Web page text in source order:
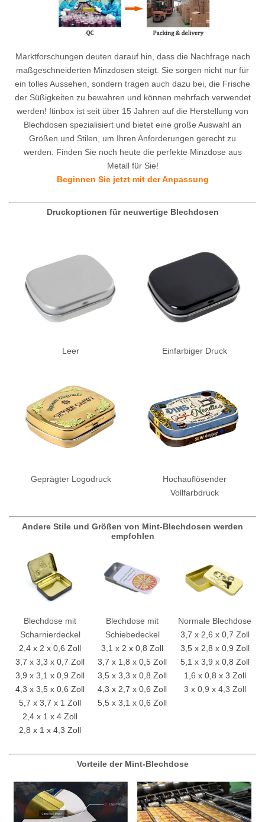
Marktforschungen deuten darauf hin, dass die Nachfrage nach
maßgeschneiderten Minzdosen steigt. Sie sorgen nicht nur für
ein tolles Aussehen, sondern tragen auch dazu bei, die Frische
der Süßigkeiten zu bewahren und können mehrfach verwendet
werden! Itinbox ist seit über 15 Jahren auf die Herstellung von
Blechdosen spezialisiert und bietet eine große Auswahl an
Größen und Stilen, um Ihren Anforderungen gerecht zu
werden. Finden Sie noch heute die perfekte Minzdose aus
Metall für Sie!
Beginnen Sie jetzt mit der Anpassung
Druckoptionen für neuwertige Blechdosen
Leer Einfarbiger Druck
Geprägter Logodruck
Hochauflösender
Vollfarbdruck
Andere Stile und Größen von Mint-Blechdosen werden
empfohlen
Blechdose mit
Scharnierdeckel
2,4 x 2 x 0,6 Zoll
3,7 x 3,3 x 0,7 Zoll
3,9 x 3,1 x 0,9 Zoll
4,3 x 3,5 x 0,6 Zoll
5,7 x 3,7 x 1 Zoll
2,4 x 1 x 4 Zoll
2,8 x 1 x 4,3 Zoll
Blechdose mit
Schiebedeckel
3,1 x 2 x 0,8 Zoll
3,7 x 1,8 x 0,5 Zoll
3,5 x 3,3 x 0,8 Zoll
4,3 x 2,7 x 0,6 Zoll
5,5 x 3,1 x 0,6 Zoll
Normale Blechdose
3,7 x 2,6 x 0,7 Zoll
3,5 x 2,8 x 0,9 Zoll
5,1 x 3,9 x 0,8 Zoll
1,6 x 0,8 x 3 Zoll
3 x 0,9 x 4,3 Zoll
Vorteile der Mint-Blechdose